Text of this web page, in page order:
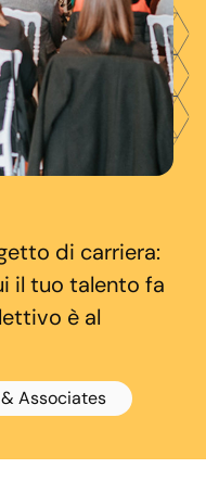
di carriera:
il tuo talento fa
è al
Associates